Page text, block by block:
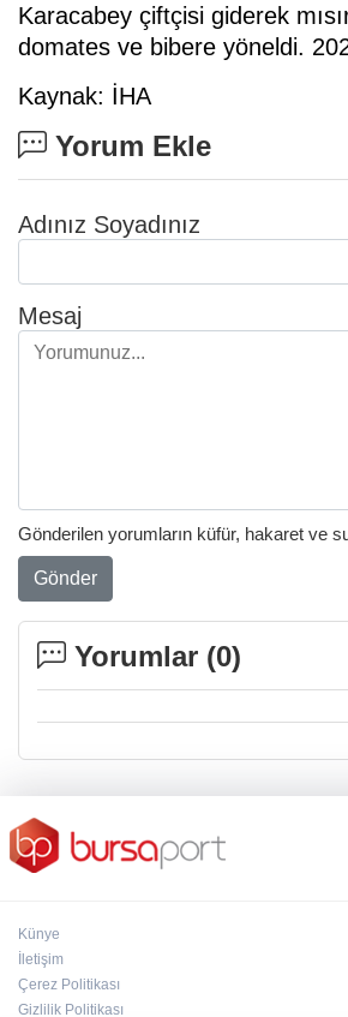
Karacabey çiftçisi giderek
domates ve bibere yöneldi.
Kaynak: İHA
Yorum Ekle
Adınız Soyadınız
Mesaj
Gönderilen yorumların küfür, hakaret ve
Gönder
Yorumlar (0)
Künye
İletişim
Çerez Politikası
Gizlilik Politikası